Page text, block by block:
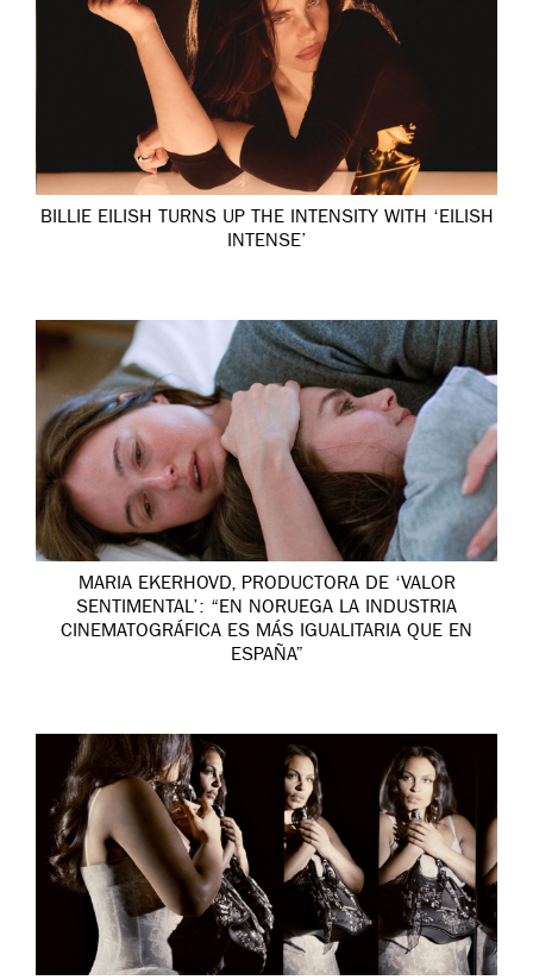
BILLIE EILISH TURNS UP THE INTENSITY WITH ‘EILISH
INTENSE’
MARIA EKERHOVD, PRODUCTORA DE ‘VALOR
SENTIMENTAL’: “EN NORUEGA LA INDUSTRIA
CINEMATOGRÁFICA ES MÁS IGUALITARIA QUE EN
ESPAÑA”